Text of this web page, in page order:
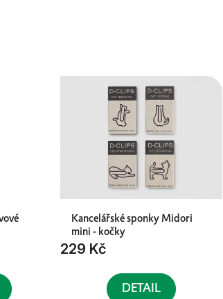
Kancelářské sponky Midori
mini - kočky
229 Kč
DETAIL